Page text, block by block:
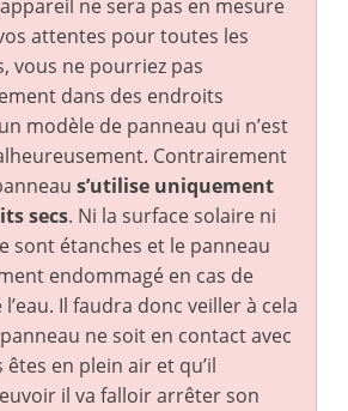
ne sera pas en mesure
attentes pour toutes les
vous ne pourriez pas
dans des endroits
modèle de panneau qui n’est
Contrairement
s’utilise uniquement
secs. Ni la surface solaire ni
sont étanches et le panneau
endommagé en cas de
Il faudra donc veiller à cela
ne soit en contact avec
êtes en plein air et qu’il
il va falloir arrêter son